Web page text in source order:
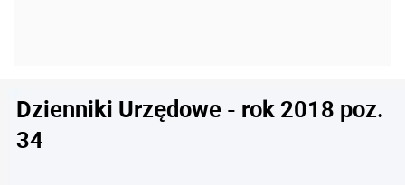
Dzienniki Urzędowe - rok 2018 poz.
34